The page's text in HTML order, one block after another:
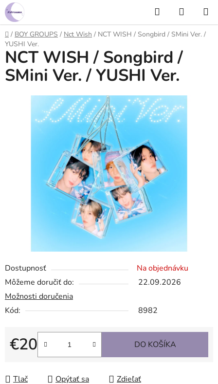
Prejsť
na
obsah
Hľadať
KOŠÍK
Domov
/ BOY GROUPS / Nct Wish / NCT WISH / Songbird / SMini Ver. /
YUSHI Ver.
Dostupnosť
Na objednávku
Môžeme doručiť do:
22.09.2026
Možnosti doručenia
Kód:
8982
€20
Jednotková cena:
DO KOŠÍKA
Tlač Opýtať sa Zdieľať
NCT WISH / Songbird /
SMini Ver. / YUSHI Ver.